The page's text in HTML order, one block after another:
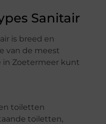
Sanitair
is breed en
van de meest
in Zoetermeer kunt
toiletten
toiletten,